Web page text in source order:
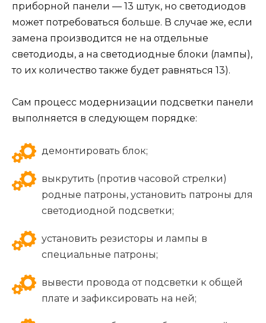
приборной панели — 13 штук, но светодиодов
может потребоваться больше. В случае же, если
замена производится не на отдельные
светодиоды, а на светодиодные блоки (лампы),
то их количество также будет равняться 13).
Сам процесс модернизации подсветки панели
выполняется в следующем порядке:
демонтировать блок;
выкрутить (против часовой стрелки)
родные патроны, установить патроны для
светодиодной подсветки;
установить резисторы и лампы в
специальные патроны;
вывести провода от подсветки к общей
плате и зафиксировать на ней;